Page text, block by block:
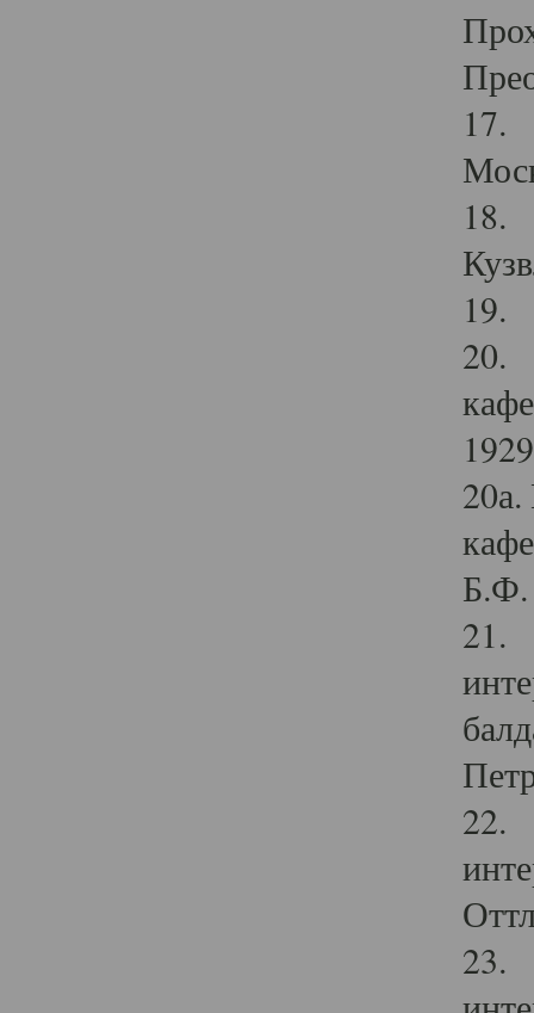
17.
18.
19.
20.
Б.Ф.
21.
22.
23.